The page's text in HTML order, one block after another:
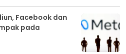
Facebook dan
pada